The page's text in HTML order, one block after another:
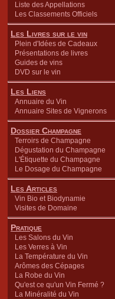
Liste des Appellations
Les Classements Officiels
Les Livres sur le vin
Plein d'Idées de Cadeaux
Présentations de livres
Guides de vins
DVD sur le vin
Les Liens
Annuaire du Vin
Annuaire Sites de Vignerons
Dossier Champagne
Terroirs de Champagne
Dégustation du Champagne
L'Étiquette du Champagne
Le Dosage du Champagne
Les Articles
Vin Bio et Biodynamie
Visites de Domaine
Pratique
Les Salons du Vin
Les Verres à Vin
La Température du Vin
Arômes des Cépages
La Robe du Vin
Qu'est ce qu'un Vin Fermé ?
La Minéralité du Vin